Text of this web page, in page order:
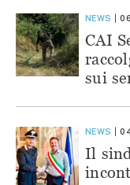
NEWS
CAI
sui
NEWS
Il